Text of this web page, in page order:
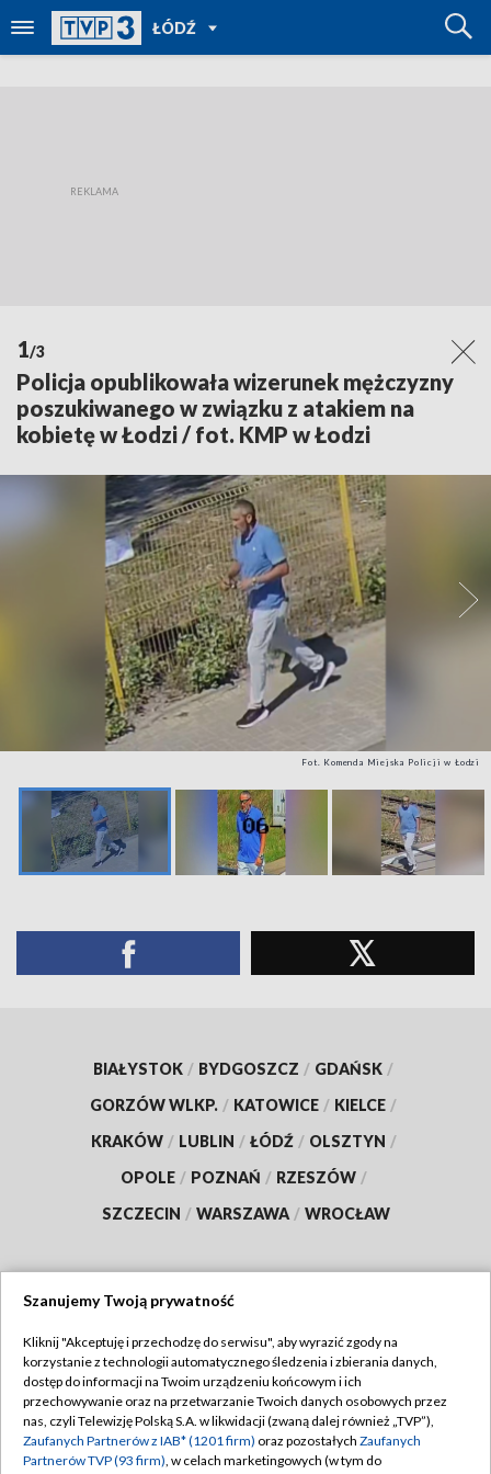
ŁÓDŹ
POWRÓT
DO
REGIONY
1/3
Policja opublikowała wizerunek mężczyzny
poszukiwanego w związku z atakiem na
kobietę w Łodzi / fot. KMP w Łodzi
Fot. Komenda Miejska Policji w Łodzi
BIAŁYSTOK / BYDGOSZCZ / GDAŃSK /
GORZÓW WLKP. / KATOWICE / KIELCE /
KRAKÓW / LUBLIN / ŁÓDŹ / OLSZTYN /
OPOLE / POZNAŃ / RZESZÓW /
SZCZECIN / WARSZAWA / WROCŁAW
TVP
Abonament TVP
Emisja w TVP
Regulamin TVP
Polityka prywatności
Szanujemy Twoją prywatność
Kliknij "Akceptuję i przechodzę do serwisu", aby wyrazić zgody na
korzystanie z technologii automatycznego śledzenia i zbierania danych,
dostęp do informacji na Twoim urządzeniu końcowym i ich
przechowywanie oraz na przetwarzanie Twoich danych osobowych przez
nas, czyli Telewizję Polską S.A. w likwidacji (zwaną dalej również „TVP”),
Zaufanych Partnerów z IAB* (1201 firm) oraz pozostałych Zaufanych
Partnerów TVP (93 firm), w celach marketingowych (w tym do